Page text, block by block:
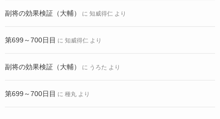
副将の効果検証（大輔） に 知威得仁 より
第699～700日目 に 知威得仁 より
副将の効果検証（大輔） に うろた より
第699～700日目 に 種丸 より